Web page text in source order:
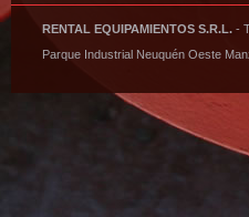
RENTAL EQUIPAMIENTOS S.R.L. -
Parque Industrial Neuquén Oeste